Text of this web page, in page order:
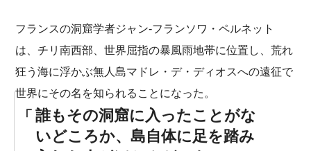
フランスの洞窟学者ジャン-フランソワ・ペルネット
は、チリ南西部、世界屈指の暴風雨地帯に位置し、荒れ
狂う海に浮かぶ無人島マドレ・デ・ディオスへの遠征で
世界にその名を知られることになった。
誰もその洞窟に入ったことがな
いどころか、島自体に足を踏み